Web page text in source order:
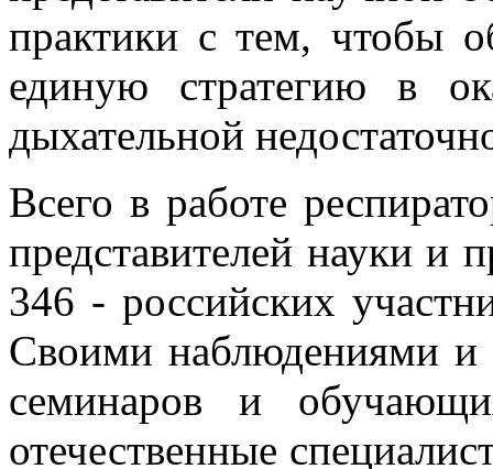
практики с тем, чтобы
единую стратегию в
дыхательной
Всего в работе
представителей науки и
346 - российских
Своими наблюдениями и
семинаров и
отечественные